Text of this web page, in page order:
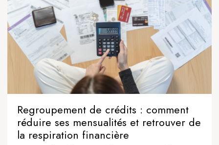
Regroupement de crédits : comment
réduire ses mensualités et retrouver de
la respiration financière